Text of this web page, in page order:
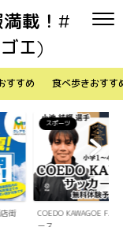
載！#
エ)
すすめ 食べ歩きおすす
ッカ
生活
「Sky Walker 7058」